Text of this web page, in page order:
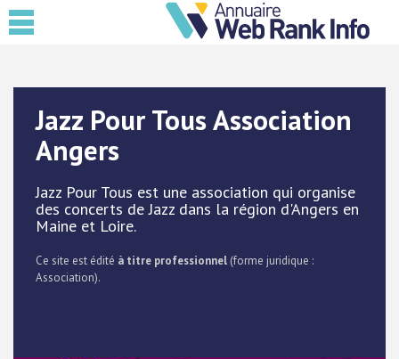
Jazz Pour Tous Association
Angers
Jazz Pour Tous est une association qui organise
des concerts de Jazz dans la région d'Angers en
Maine et Loire.
Ce site est édité à titre professionnel (forme juridique :
Association).